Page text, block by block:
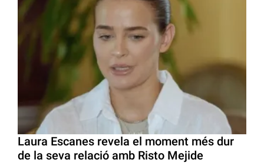
Laura Escanes revela el moment més dur
de la seva relació amb Risto Mejide